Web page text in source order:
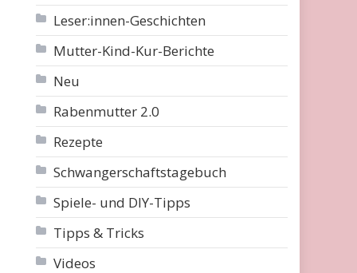
Leser:innen-Geschichten
Mutter-Kind-Kur-Berichte
Neu
Rabenmutter 2.0
Rezepte
Schwangerschaftstagebuch
Spiele- und DIY-Tipps
Tipps & Tricks
Videos